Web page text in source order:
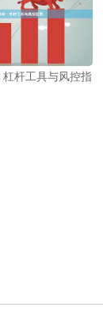
杆工具与风控指